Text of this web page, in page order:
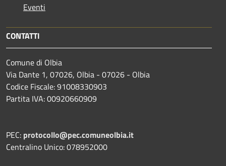
Eventi
CONTATTI
Comune di Olbia
Via Dante 1, 07026, Olbia - 07026 - Olbia
Codice Fiscale: 91008330903
Partita IVA: 00920660909
PEC: protocollo@pec.comuneolbia.it
Centralino Unico: 078952000